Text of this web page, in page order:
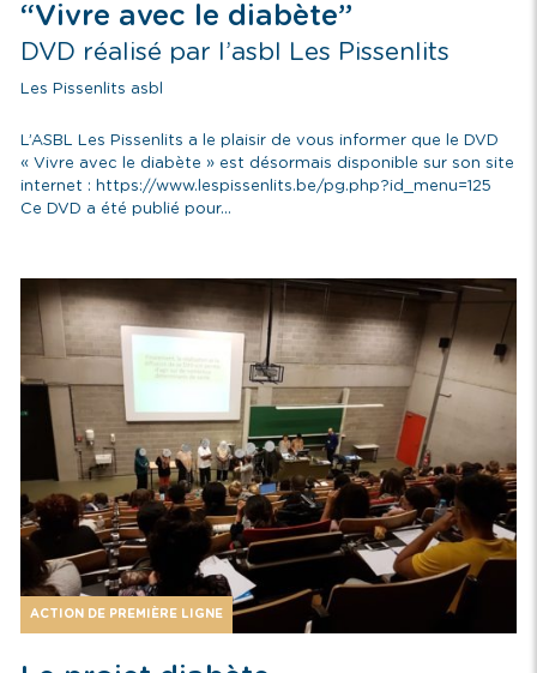
“Vivre avec le diabète”
DVD réalisé par l’asbl Les Pissenlits
Les Pissenlits asbl
L’ASBL Les Pissenlits a le plaisir de vous informer que le DVD
« Vivre avec le diabète » est désormais disponible sur son site
internet : https://www.lespissenlits.be/pg.php?id_menu=125
Ce DVD a été publié pour...
ACTION DE PREMIÈRE LIGNE